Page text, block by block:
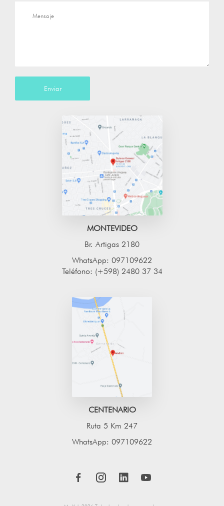
Enviar
MONTEVIDEO
Br. Artigas 2180
WhatsApp: 097109622
Teléfono: (+598) 2480 37 34
CENTENARIO
Ruta 5 Km 247
WhatsApp: 097109622